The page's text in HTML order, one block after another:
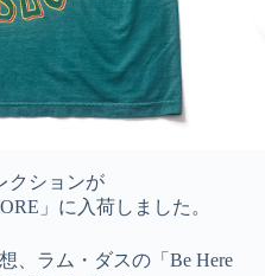
クションが
」に入荷しました。
、ラム・ダスの「Be Here